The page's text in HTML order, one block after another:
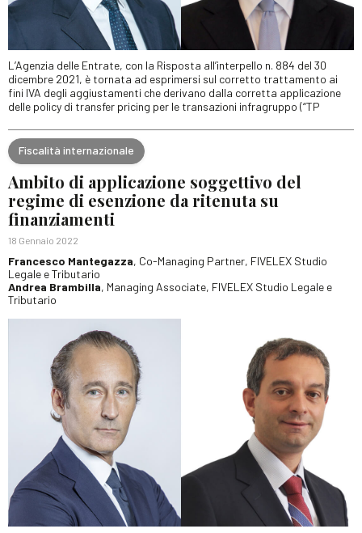
L’Agenzia delle Entrate, con la Risposta all’interpello n. 884 del 30
dicembre 2021, è tornata ad esprimersi sul corretto trattamento ai
fini IVA degli aggiustamenti che derivano dalla corretta applicazione
delle policy di transfer pricing per le transazioni infragruppo (“TP
Fiscalità internazionale
Ambito di applicazione soggettivo del
regime di esenzione da ritenuta su
finanziamenti
18 Gennaio 2022
Francesco Mantegazza, Co-Managing Partner, FIVELEX Studio
Legale e Tributario
Andrea Brambilla, Managing Associate, FIVELEX Studio Legale e
Tributario